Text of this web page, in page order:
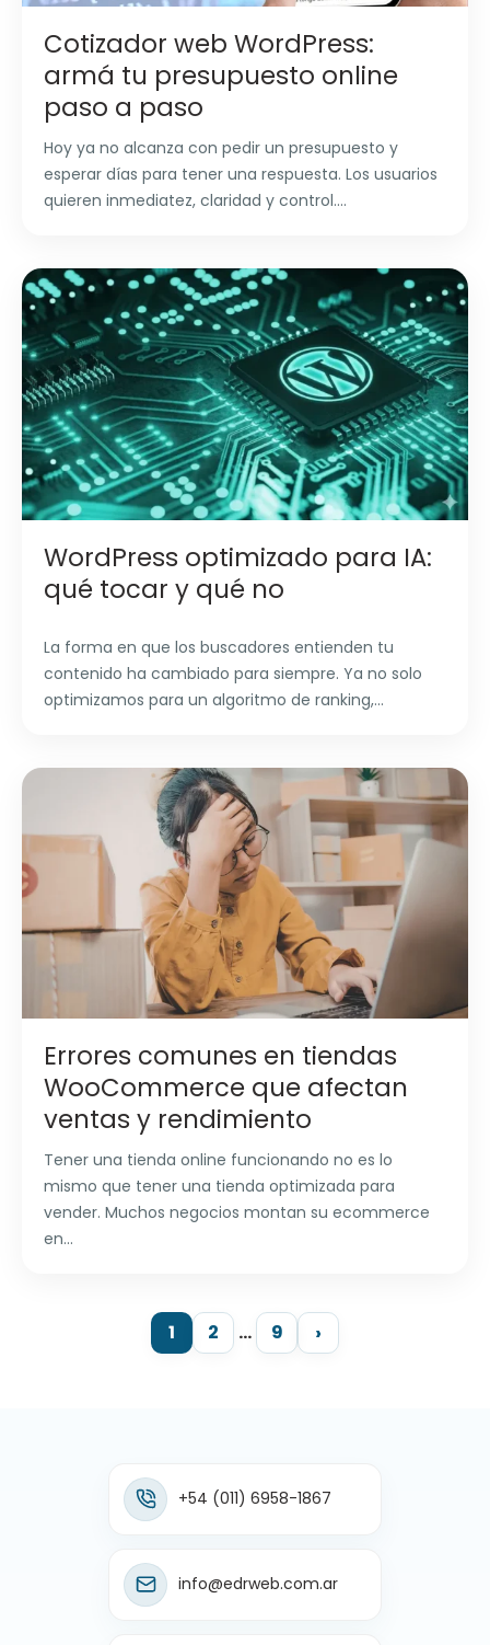
Cotizador web WordPress:
armá tu presupuesto online
paso a paso
Hoy ya no alcanza con pedir un presupuesto y
esperar días para tener una respuesta. Los usuarios
quieren inmediatez, claridad y control....
WordPress optimizado para IA:
qué tocar y qué no
La forma en que los buscadores entienden tu
contenido ha cambiado para siempre. Ya no solo
optimizamos para un algoritmo de ranking,...
Errores comunes en tiendas
WooCommerce que afectan
ventas y rendimiento
Tener una tienda online funcionando no es lo
mismo que tener una tienda optimizada para
vender. Muchos negocios montan su ecommerce
en...
1 2 … 9
+54 (011) 6958-1867
info@edrweb.com.ar